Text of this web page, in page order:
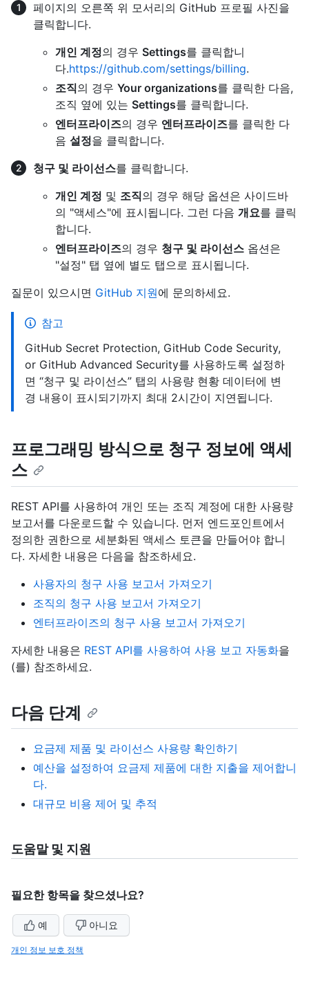
페이지의 오른쪽 위 모서리의 GitHub 프로필 사진을
클릭합니다.
개인 계정의 경우 Settings를 클릭합니
다.https://github.com/settings/billing.
조직의 경우 Your organizations를 클릭한 다음,
조직 옆에 있는 Settings를 클릭합니다.
엔터프라이즈의 경우 엔터프라이즈를 클릭한 다
음 설정을 클릭합니다.
청구 및 라이선스를 클릭합니다.
개인 계정 및 조직의 경우 해당 옵션은 사이드바
의 "액세스"에 표시됩니다. 그런 다음 개요를 클릭
합니다.
엔터프라이즈의 경우 청구 및 라이선스 옵션은
"설정" 탭 옆에 별도 탭으로 표시됩니다.
질문이 있으시면 GitHub 지원에 문의하세요.
참고
GitHub Secret Protection, GitHub Code Security,
or GitHub Advanced Security를 사용하도록 설정하
면 “청구 및 라이선스” 탭의 사용량 현황 데이터에 변
경 내용이 표시되기까지 최대 2시간이 지연됩니다.
프로그래밍 방식으로 청구 정보에 액세
스
REST API를 사용하여 개인 또는 조직 계정에 대한 사용량
보고서를 다운로드할 수 있습니다. 먼저 엔드포인트에서
정의한 권한으로 세분화된 액세스 토큰을 만들어야 합니
다. 자세한 내용은 다음을 참조하세요.
사용자의 청구 사용 보고서 가져오기
조직의 청구 사용 보고서 가져오기
엔터프라이즈의 청구 사용 보고서 가져오기
자세한 내용은 REST API를 사용하여 사용 보고 자동화을
(를) 참조하세요.
다음 단계
요금제 제품 및 라이선스 사용량 확인하기
예산을 설정하여 요금제 제품에 대한 지출을 제어합니
다.
대규모 비용 제어 및 추적
도움말 및 지원
필요한 항목을 찾으셨나요?
예 아니요
개인 정보 보호 정책